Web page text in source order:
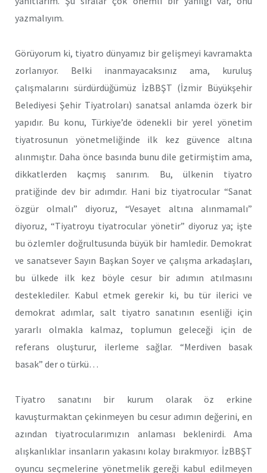
yazmalıyım.
Görüyorum ki, tiyatro dünyamız bir gelişmeyi kavramakta
zorlanıyor. Belki inanmayacaksınız ama, kuruluş
çalışmalarını sürdürdüğümüz İzBBŞT (İzmir Büyükşehir
Belediyesi Şehir Tiyatroları) sanatsal anlamda özerk bir
yapıdır. Bu konu, Türkiye’de ödenekli bir yerel yönetim
tiyatrosunun yönetmeliğinde ilk kez güvence altına
alınmıştır. Daha önce basında bunu dile getirmiştim ama,
dikkatlerden kaçmış sanırım. Bu, ülkenin tiyatro
pratiğinde dev bir adımdır. Hani biz tiyatrocular “Sanat
özgür olmalı” diyoruz, “Vesayet altına alınmamalı”
diyoruz, “Tiyatroyu tiyatrocular yönetir” diyoruz ya; işte
bu özlemler doğrultusunda büyük bir hamledir. Demokrat
ve sanatsever Sayın Başkan Soyer ve çalışma arkadaşları,
bu ülkede ilk kez böyle cesur bir adımın atılmasını
desteklediler. Kabul etmek gerekir ki, bu tür ilerici ve
demokrat adımlar, salt tiyatro sanatının esenliği için
yararlı olmakla kalmaz, toplumun geleceği için de
referans oluşturur, ilerleme sağlar. “Merdiven basak
basak” der o türkü…
Tiyatro sanatını bir kurum olarak öz erkine
kavuşturmaktan çekinmeyen bu cesur adımın değerini, en
azından tiyatrocularımızın anlaması beklenirdi. Ama
alışkanlıklar insanların yakasını kolay bırakmıyor. İzBBŞT
oyuncu seçmelerine yönetmelik gereği kabul edilmeyen